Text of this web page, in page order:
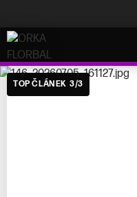
ORKA FLORBAL
TOP ČLÁNEK 3/3